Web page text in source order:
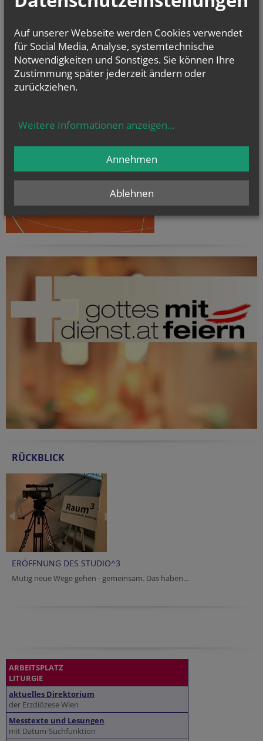
RÜCKBLICK
ERÖFFNUNG DES STUDIO^3
Mutig neue Wege gehen - gemeinsam. Das haben...
ARBEITSPLATZ
LITURGIE
aktuelles Direktorium
der Erzdiözese Wien
Messtexte und Lesungen
mit Datum-Suchfunktion
Auf unserer Webseite werden Cookies verwendet
für Social Media, Analyse, systemtechnische
Notwendigkeiten und Sonstiges. Sie können Ihre
Zustimmung später jederzeit ändern oder
zurückziehen.
Weitere Informationen anzeigen...
Ablehnen
Annehmen